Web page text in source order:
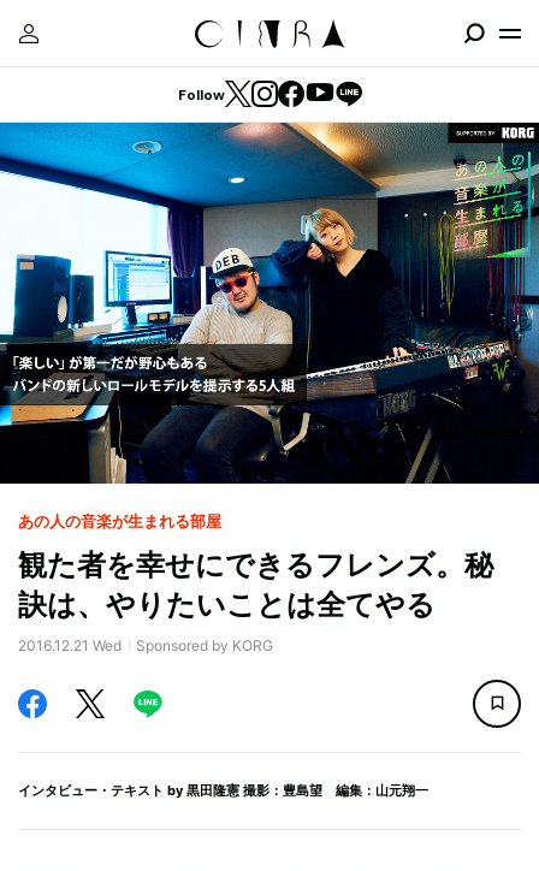
Follow
あの人の音楽が生まれる部屋
観た者を幸せにできるフレンズ。秘
訣は、やりたいことは全てやる
2016.12.21 Wed Sponsored by KORG
インタビュー・テキスト by 黒田隆憲 撮影：豊島望 編集：山元翔一